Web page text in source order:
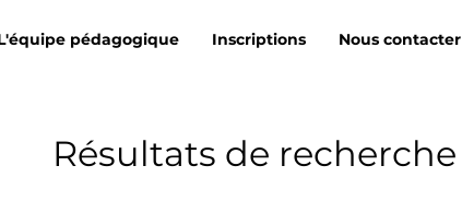
pédagogique Inscriptions Nous contacter
Résultats de recherche